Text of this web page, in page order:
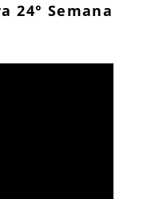
24° Semana